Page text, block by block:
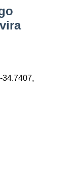
34.7407,